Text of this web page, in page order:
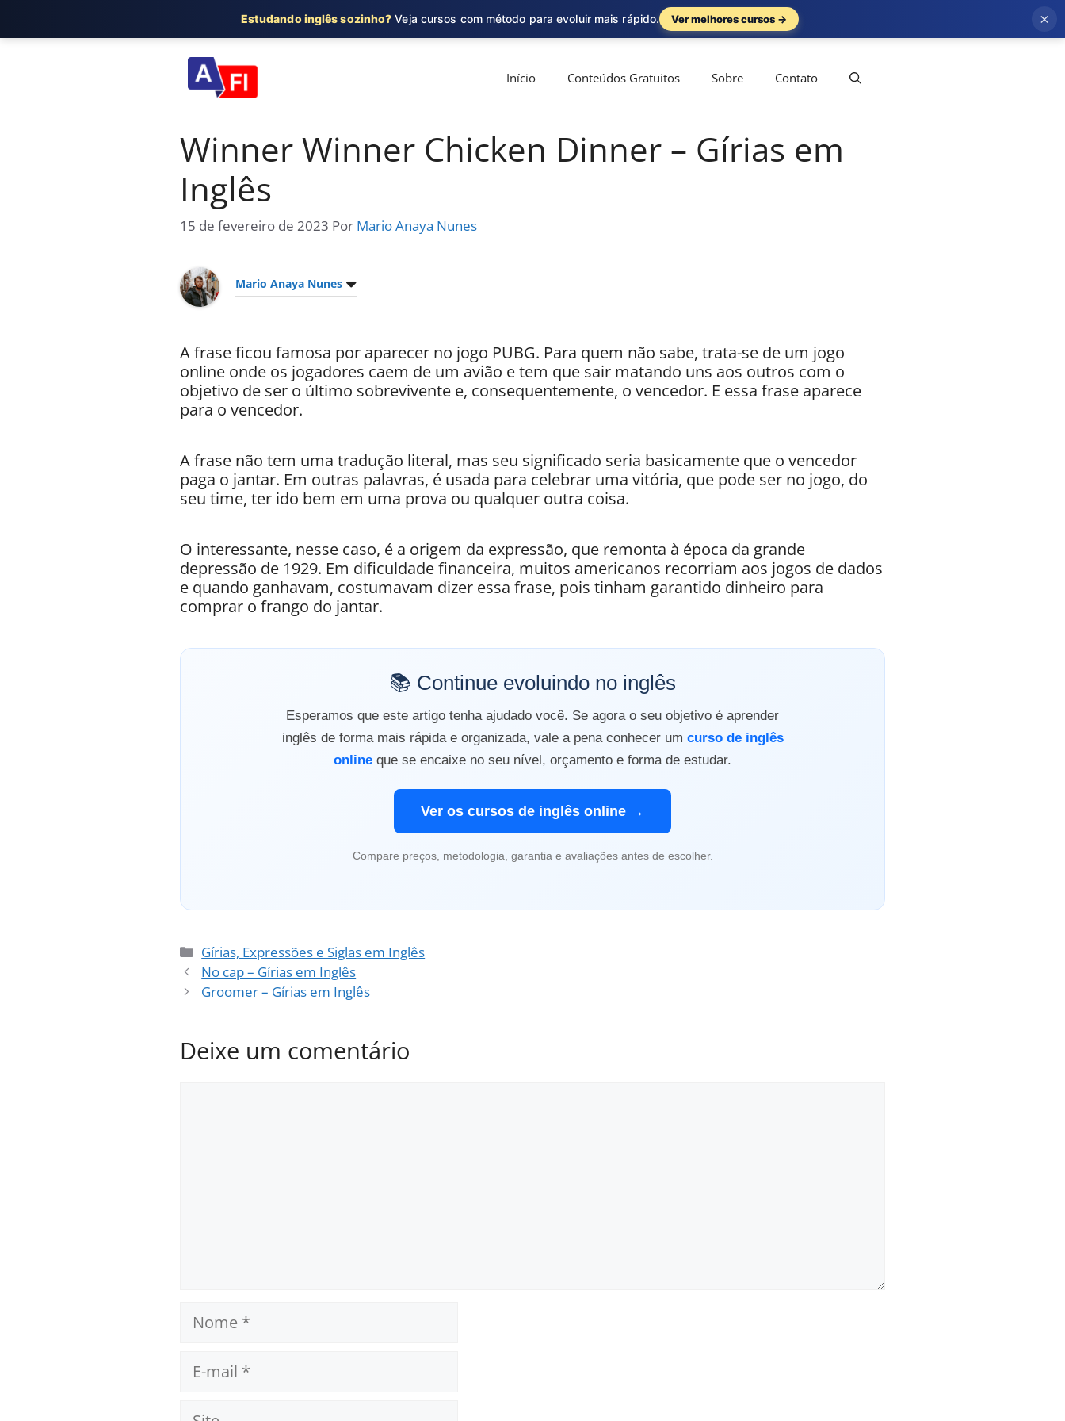
Início Conteúdos Gratuitos Sobre Contato
Winner Winner Chicken Dinner – Gírias em
Inglês
15 de fevereiro de 2023 Por Mario Anaya Nunes
Mario Anaya Nunes
A frase ficou famosa por aparecer no jogo PUBG. Para quem não sabe, trata-se de um jogo
online onde os jogadores caem de um avião e tem que sair matando uns aos outros com o
objetivo de ser o último sobrevivente e, consequentemente, o vencedor. E essa frase aparece
para o vencedor.
A frase não tem uma tradução literal, mas seu significado seria basicamente que o vencedor
paga o jantar. Em outras palavras, é usada para celebrar uma vitória, que pode ser no jogo, do
seu time, ter ido bem em uma prova ou qualquer outra coisa.
O interessante, nesse caso, é a origem da expressão, que remonta à época da grande
depressão de 1929. Em dificuldade financeira, muitos americanos recorriam aos jogos de dados
e quando ganhavam, costumavam dizer essa frase, pois tinham garantido dinheiro para
comprar o frango do jantar.
📚 Continue evoluindo no inglês
Esperamos que este artigo tenha ajudado você. Se agora o seu objetivo é aprender
inglês de forma mais rápida e organizada, vale a pena conhecer um curso de inglês
online que se encaixe no seu nível, orçamento e forma de estudar.
Ver os cursos de inglês online →
Compare preços, metodologia, garantia e avaliações antes de escolher.
Categorias
Gírias, Expressões e Siglas em Inglês
No cap – Gírias em Inglês
Groomer – Gírias em Inglês
Deixe um comentário
mail
Estudando inglês sozinho? Veja cursos com método para evoluir mais rápido. Ver melhores cursos → ×